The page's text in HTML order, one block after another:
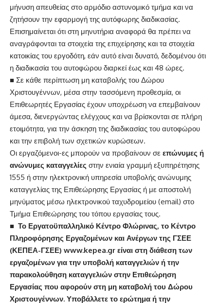
μήνυση απευθείας στο αρμόδιο αστυνομικό τμήμα και να
ζητήσουν την εφαρμογή της αυτόφωρης διαδικασίας.
Επισημαίνεται ότι στη μηνυτήρια αναφορά θα πρέπει να
αναγράφονται τα στοιχεία της επιχείρησης και τα στοιχεία
κατοικίας του εργοδότη, εάν αυτό είναι δυνατό, δεδομένου ότι
η διαδικασία του αυτοφώρου διαρκεί έως και 48 ώρες.
■ Σε κάθε περίπτωση μη καταβολής του Δώρου
Χριστουγέννων, μέσα στην τασσόμενη προθεσμία, οι
Επιθεωρητές Εργασίας έχουν υποχρέωση να επεμβαίνουν
άμεσα, διενεργώντας ελέγχους και να βρίσκονται σε πλήρη
ετοιμότητα, για την άσκηση της διαδικασίας του αυτοφώρου
και την επιβολή των σχετικών κυρώσεων.
Οι εργαζόμενοι-ες μπορούν να προβαίνουν σε επώνυμες ή
ανώνυμες καταγγελίες στην ενιαία γραμμή εξυπηρέτησης
1555 ή στην ηλεκτρονική υπηρεσία υποβολής ανώνυμης
καταγγελίας της Επιθεώρησης Εργασίας ή με αποστολή
μηνύματος μέσω ηλεκτρονικού ταχυδρομείου (email) στο
Τμήμα Επιθεώρησης του τόπου εργασίας τους.
■ Το Εργατοϋπαλληλικό Κέντρο Φλώρινας, το Κέντρο
Πληροφόρησης Εργαζομένων και Ανέργων της ΓΣΕΕ
(ΚΕΠΕΑ-ΓΣΕΕ) www.kepea.gr είναι στη διάθεση των
εργαζομένων για την υποβολή καταγγελιών ή την
παρακολούθηση καταγγελιών στην Επιθεώρηση
Εργασίας που αφορούν στη μη καταβολή του Δώρου
Χριστουγέννων. Υποβάλλετε το ερώτημα ή την